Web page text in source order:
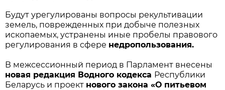
Будут урегулированы вопросы рекультивации
земель, поврежденных при добыче полезных
ископаемых, устранены иные пробелы правового
регулирования в сфере недропользования.
В межсессионный период в Парламент внесены
новая редакция Водного кодекса Республики
Беларусь и проект нового закона «О питьевом